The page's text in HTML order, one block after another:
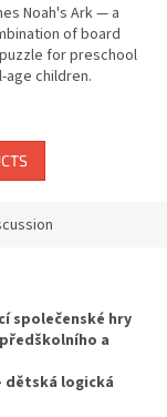
Noah's Ark — a
of board
for preschool
age children.
společenské hry
a
dětská logická